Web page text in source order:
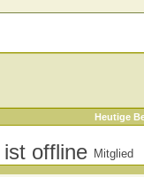
Heutige
Mitglied